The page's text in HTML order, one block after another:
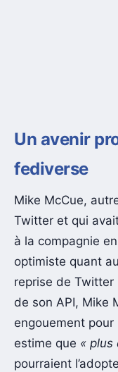
Un avenir
fediverse
Mike McCue,
Twitter et qui
à la compagnie
optimiste quant
reprise de Twitter
de son API, Mike
engouement
estime que « plus
pourraient